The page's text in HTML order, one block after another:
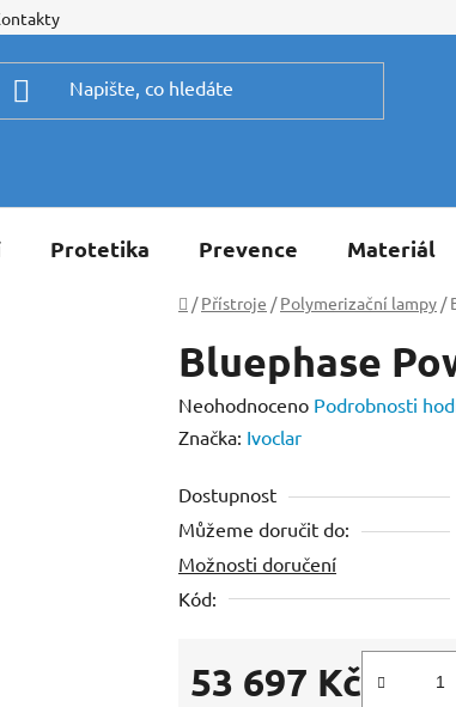
Protetika Prevence Materiál
Domů
/ Přístroje / Polymerizační lampy /
Bluephase
Průměrné
hodnocení
je
0,0
z
5
Neohodnoceno Podrobnosti
Značka: Ivoclar
Dostupnost
Můžeme doručit do:
Možnosti doručení
Kód:
53 697 Kč